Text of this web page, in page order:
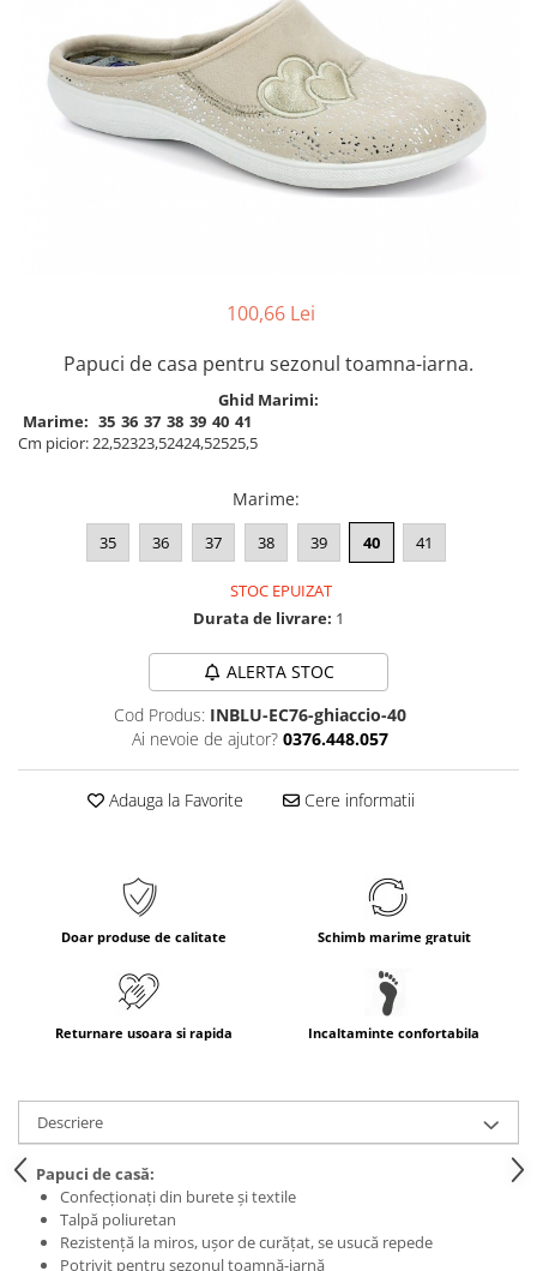
Vesna
Dr. Feet
100,66 Lei
Papuci de casa pentru sezonul toamna-iarna.
Ghid Marimi:
Marime: 35 36 37 38 39 40 41
Cm picior:22,52323,52424,52525,5
Marime:
35 36 37 38 39 40 41
STOC EPUIZAT
Durata de livrare: 1
ALERTA STOC
Cod Produs: INBLU-EC76-ghiaccio-40
Ai nevoie de ajutor? 0376.448.057
Adauga la Favorite Cere informatii
Doar produse de calitate Schimb marime gratuit
Returnare usoara si rapida Incaltaminte confortabila
Descriere
Papuci de casă:
Confecționați din burete și textile
Talpă poliuretan
Rezistență la miros, ușor de curățat, se usucă repede
Potrivit pentru sezonul toamnă-iarnă